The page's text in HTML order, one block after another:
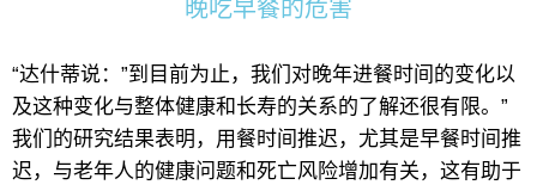
晚吃早餐的危害
“达什蒂说：”到目前为止，我们对晚年进餐时间的变化以
及这种变化与整体健康和长寿的关系的了解还很有限。”
我们的研究结果表明，用餐时间推迟，尤其是早餐时间推
迟，与老年人的健康问题和死亡风险增加有关，这有助于